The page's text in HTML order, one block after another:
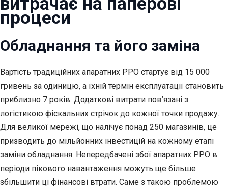
процеси
Обладнання та його заміна
Вартість традиційних апаратних РРО стартує від 15 000
гривень за одиницю, а їхній термін експлуатації становить
приблизно 7 років. Додаткові витрати пов’язані з
логістикою фіскальних стрічок до кожної точки продажу.
Для великої мережі, що налічує понад 250 магазинів, це
призводить до мільйонних інвестицій на кожному етапі
заміни обладнання. Непередбачені збої апаратних РРО в
періоди пікового навантаження можуть ще більше
збільшити ці фінансові втрати. Саме з такою проблемою